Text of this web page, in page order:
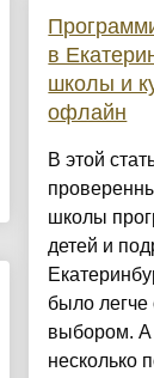
в
школы и
офлайн
В этой
школы
детей и
было легче
выбором. А
несколько